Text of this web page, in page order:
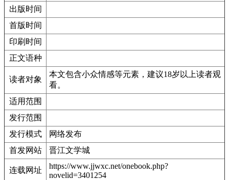
出版时间
首版时间
印刷时间
正文语种
读者对象
本文包含小众情感等元素，建议18岁以上读者观
看。
适用范围
发行范围
发行模式
网络发布
首发网站
晋江文学城
连载网址
https://www.jjwxc.net/onebook.php?
novelid=3401254